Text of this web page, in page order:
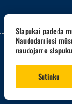
Slapukai padeda
Naudodamiesi
naudojame
Sutinku